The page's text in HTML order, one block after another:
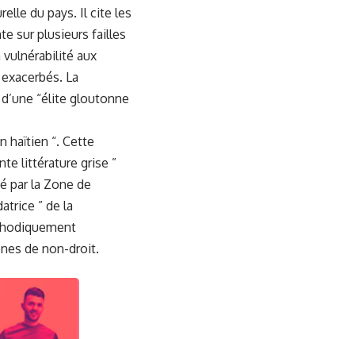
du pays. Il cite les
sur plusieurs failles
vulnérabilité aux
La
“élite gloutonne
haïtien “. Cette
littérature grise ”
par la Zone de
” de la
de non-droit.